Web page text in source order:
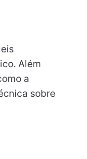
Além
a
sobre